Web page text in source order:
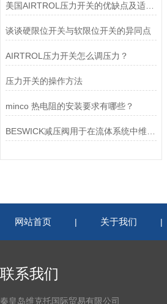
美国AIRTROL压力开关的优缺点及适用范围讲解
谈谈硬限位开关与软限位开关的异同点
AIRTROL压力开关怎么调压力？
压力开关的操作方法
minco 热电阻的安装要求有哪些？
网站首页 | 关于我们 |
联系我们
秦皇岛维克托国际贸易有限公司